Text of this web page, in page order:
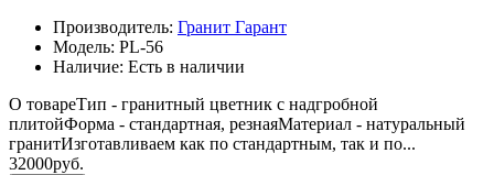
Производитель: Гранит Гарант
Модель: PL-56
Наличие: Есть в наличии
О товареТип - гранитный цветник с надгробной
плитойФорма - стандартная, резнаяМатериал - натуральный
гранитИзготавливаем как по стандартным, так и по...
32000руб.